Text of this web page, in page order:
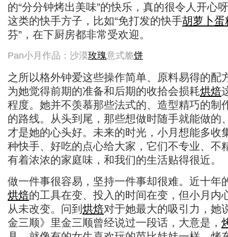
的“分分钟烤出美味”的快乐，真的很令人开心
这类的快手方子，比如“免打发的快手胡萝卜蛋
芬”，在下厨房都非常受欢迎。
Pan小月作品：沙漠玫瑰意式脆饼
之所以格外钟爱这些操作简单、原料易得的配
为她觉得前期的准备和后期的收拾会损耗烘焙
程度。她并不羡慕那些法式的、造型精巧的制
的路线。从头到尾，那些想做时随手就能做的
才是她的心头好。未来的时光，小月想能多收
种快手、好吃的点心给大家，它们不专业、不
有着浓浓的家庭味，和我们的生活贴得很近。
做一件事很容易，坚持一件事却很难。近十年
烘焙的工具在变、投入的时间在变，但小月内
从未改变。问到 烘焙对于她最大的吸引力，她
金三顺》里金三顺曾经说过一段话，大意是，